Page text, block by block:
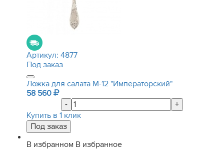
Артикул: 4877
Под заказ
Ложка для салата М-12 "Императорский"
58 560
-
+
Купить в 1 клик
В избранном В избранное